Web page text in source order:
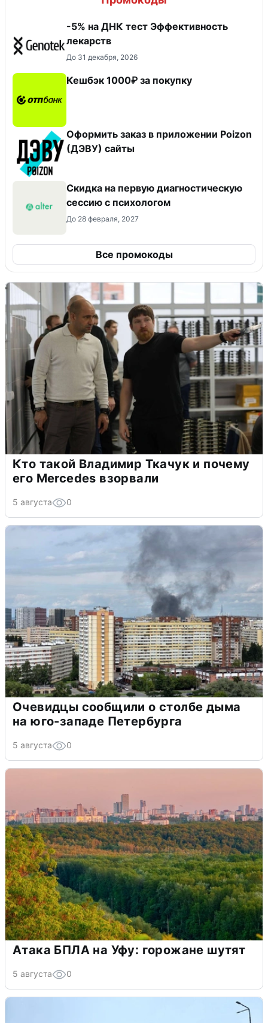
-5% на ДНК тест Эффективность
лекарств
До 31 декабря, 2026
Кешбэк 1000₽ за покупку
Оформить заказ в приложении Poizon
(ДЭВУ) сайты
Скидка на первую диагностическую
сессию с психологом
До 28 февраля, 2027
Все промокоды
Кто такой Владимир Ткачук и почему
его Mercedes взорвали
5 августа 0
Очевидцы сообщили о столбе дыма
на юго-западе Петербурга
5 августа 0
Атака БПЛА на Уфу: горожане шутят
5 августа 0